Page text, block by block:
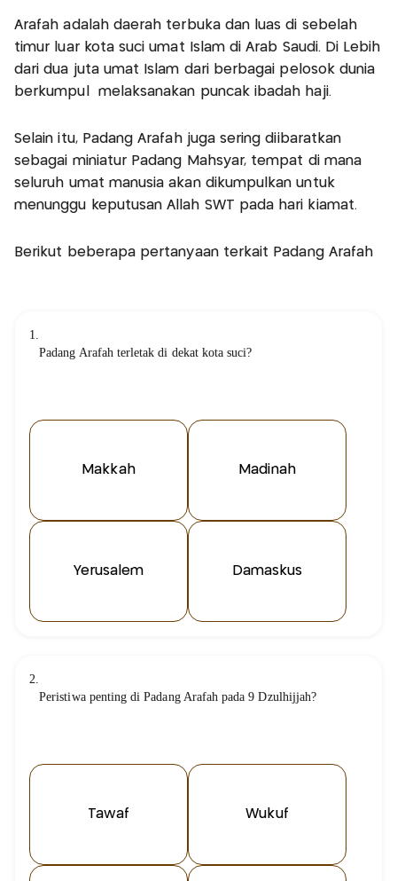
Arafah adalah daerah terbuka dan luas di sebelah
timur luar kota suci umat Islam di Arab Saudi. Di Lebih
dari dua juta umat Islam dari berbagai pelosok dunia
berkumpul melaksanakan puncak ibadah haji.
Selain itu, Padang Arafah juga sering diibaratkan
sebagai miniatur Padang Mahsyar, tempat di mana
seluruh umat manusia akan dikumpulkan untuk
menunggu keputusan Allah SWT pada hari kiamat.
Berikut beberapa pertanyaan terkait Padang Arafah
1.
Padang Arafah terletak di dekat kota suci?
Makkah Madinah
Yerusalem Damaskus
2.
Peristiwa penting di Padang Arafah pada 9 Dzulhijjah?
Tawaf Wukuf